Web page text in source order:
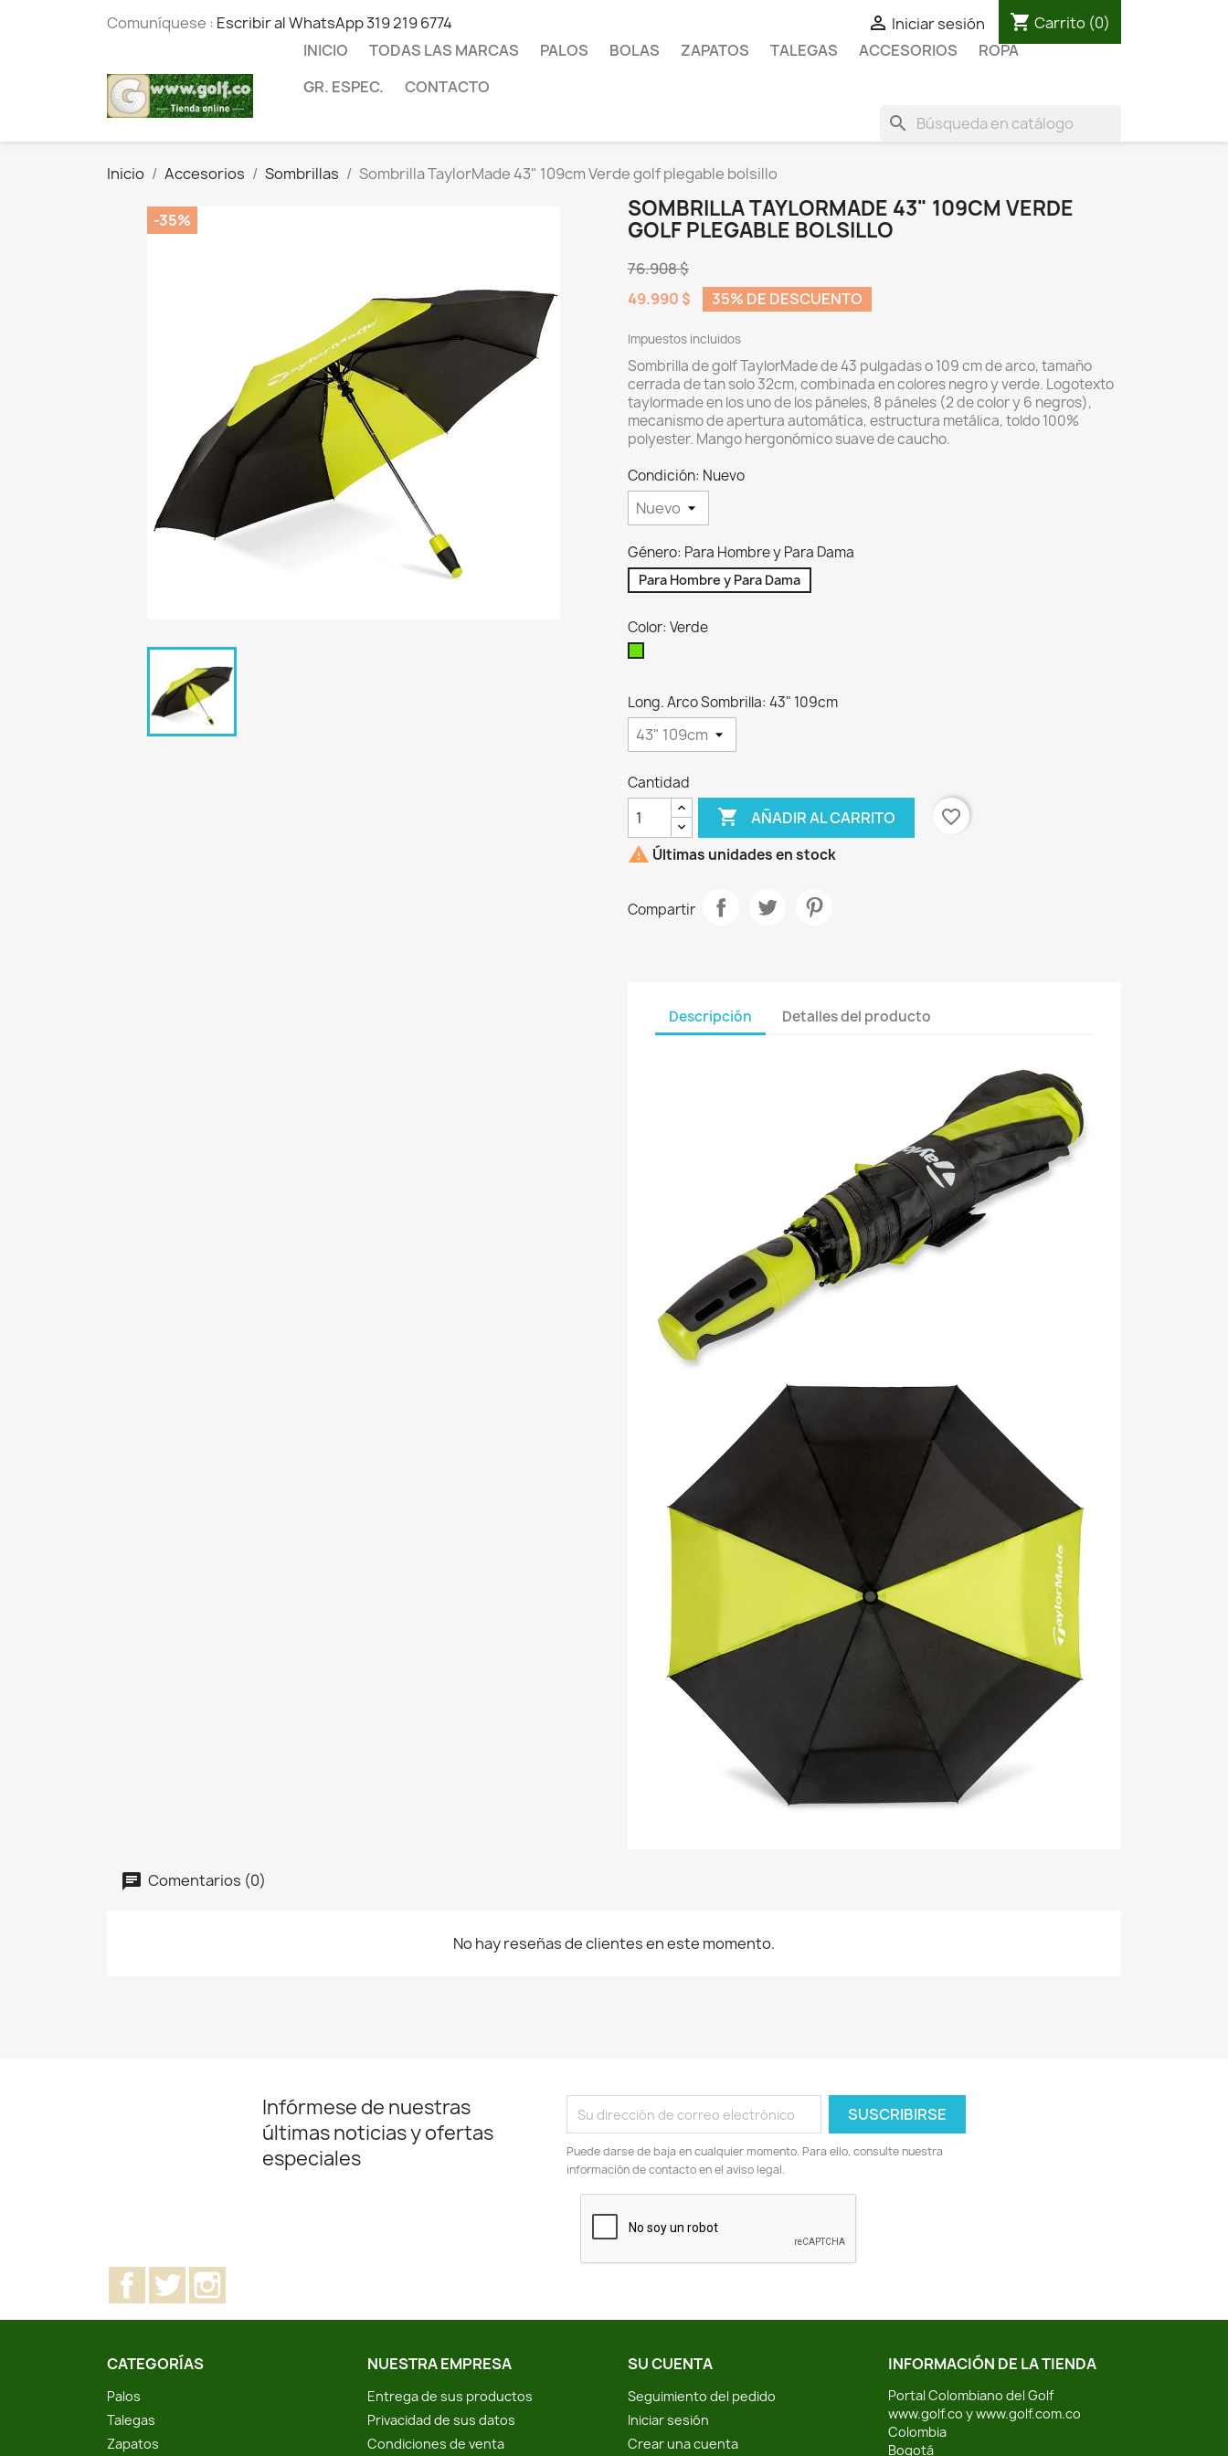
Comuníquese : Escribir al WhatsApp 319 219 6774  Iniciar sesión shopping_cart Carrito (0)
INICIO
TODAS LAS MARCAS PALOS BOLAS ZAPATOS TALEGAS ACCESORIOS
ROPA
GR. ESPEC.
CONTACTO
search
Inicio Accesorios Sombrillas Sombrilla TaylorMade 43" 109cm Verde golf plegable bolsillo
-35%
SOMBRILLA TAYLORMADE 43" 109CM VERDE
GOLF PLEGABLE BOLSILLO
76.908 $
49.990 $
35% DE DESCUENTO
Impuestos incluidos
Sombrilla de golf TaylorMade de 43 pulgadas o 109 cm de arco, tamaño
cerrada de tan solo 32cm, combinada en colores negro y verde. Logotexto
taylormade en los uno de los páneles, 8 páneles (2 de color y 6 negros),
mecanismo de apertura automática, estructura metálica, toldo 100%
polyester. Mango hergonómico suave de caucho.
Condición: Nuevo
Género: Para Hombre y Para Dama
Para Hombre y Para Dama
Color: Verde
Long. Arco Sombrilla: 43" 109cm
Cantidad
 AÑADIR AL CARRITO
favorite_border
 Últimas unidades en stock
Compartir
Descripción Detalles del producto
Comentarios (0)
No hay reseñas de clientes en este momento.
Infórmese de nuestras
últimas noticias y ofertas
especiales
Puede darse de baja en cualquier momento. Para ello, consulte nuestra
información de contacto en el aviso legal.
Facebook
Twitter
CATEGORÍAS
Palos
Talegas
Zapatos
NUESTRA EMPRESA
Entrega de sus productos
Privacidad de sus datos
Condiciones de venta
SU CUENTA
Seguimiento del pedido
Iniciar sesión
Crear una cuenta
INFORMACIÓN DE LA TIENDA
Portal Colombiano del Golf
www.golf.co y www.golf.com.co
Colombia
Bogotá